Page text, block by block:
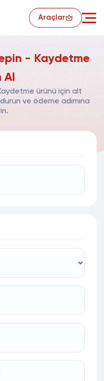
Araçlar
- Kaydetme
Al
ürünü için alt
ve ödeme adımına